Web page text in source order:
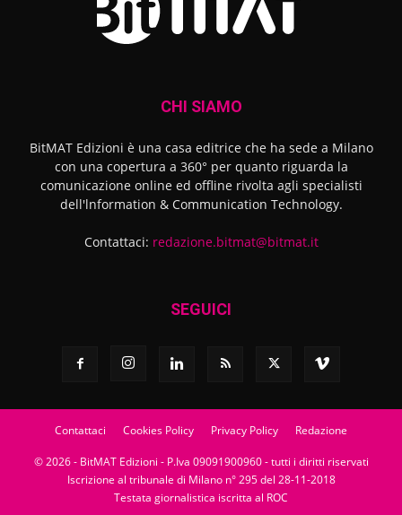
CHI SIAMO
BitMAT Edizioni è una casa editrice che ha sede a Milano
con una copertura a 360° per quanto riguarda la
comunicazione online ed offline rivolta agli specialisti
dell'lnformation & Communication Technology.
Contattaci: redazione.bitmat@bitmat.it
SEGUICI
Contattaci Cookies Policy Privacy Policy Redazione
© 2026 - BitMAT Edizioni - P.Iva 09091900960 - tutti i diritti riservati
Iscrizione al tribunale di Milano n° 295 del 28-11-2018
Testata giornalistica iscritta al ROC